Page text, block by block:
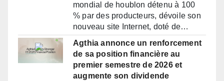
mondial de houblon détenu à 100
% par des producteurs, dévoile son
nouveau site Internet, doté de…
Agthia annonce un renforcement
de sa position financière au
premier semestre de 2026 et
augmente son dividende